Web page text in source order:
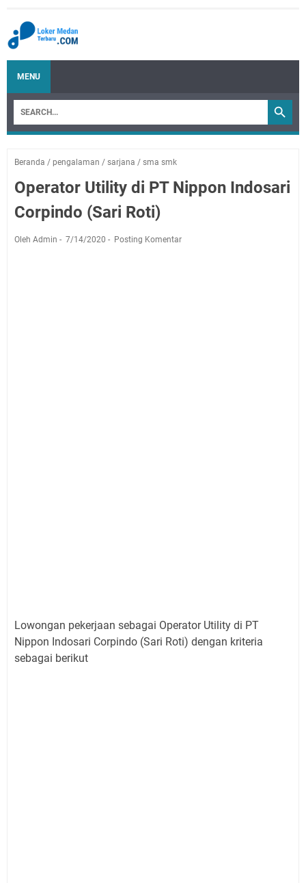
MENU
Beranda / pengalaman / sarjana / sma smk
Operator Utility di PT Nippon Indosari
Corpindo (Sari Roti)
Oleh Admin 7/14/2020 Posting Komentar
Lowongan pekerjaan sebagai Operator Utility di PT
Nippon Indosari Corpindo (Sari Roti) dengan kriteria
sebagai berikut